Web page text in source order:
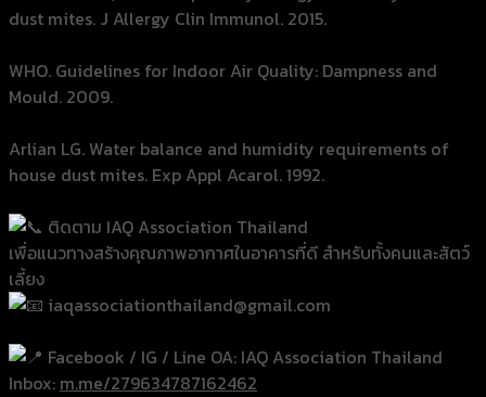
dust mites. J Allergy Clin Immunol. 2015.
WHO. Guidelines for Indoor Air Quality: Dampness and
Mould. 2009.
Arlian LG. Water balance and humidity requirements of
house dust mites. Exp Appl Acarol. 1992.
ติดตาม IAQ Association Thailand
เพื่อแนวทางสร้างคุณภาพอากาศในอาคารที่ดี สำหรับทั้งคนและสัตว์
เลี้ยง
iaqassociationthailand@gmail.com
Facebook / IG / Line OA: IAQ Association Thailand
Inbox: m.me/279634787162462